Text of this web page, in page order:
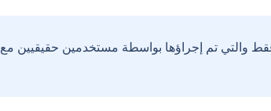
والتي تم إجراؤها بواسطة مستخدمين حقيقيين مع